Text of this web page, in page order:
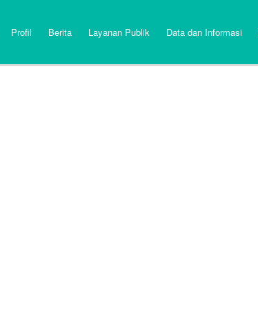
Profil Berita Layanan Publik Data dan Informasi